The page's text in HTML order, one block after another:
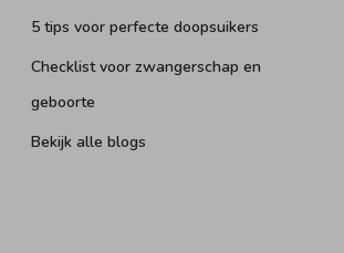
5 tips voor perfecte doopsuikers
Checklist voor zwangerschap en
geboorte
Bekijk alle blogs